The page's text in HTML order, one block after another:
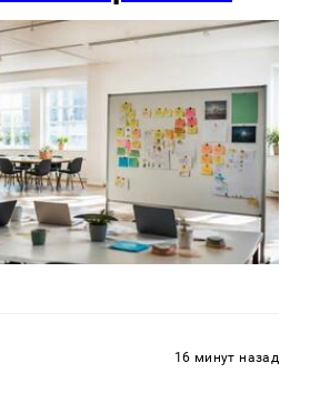
16 минут назад